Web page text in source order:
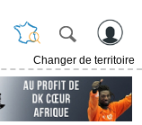
Changer de territoire